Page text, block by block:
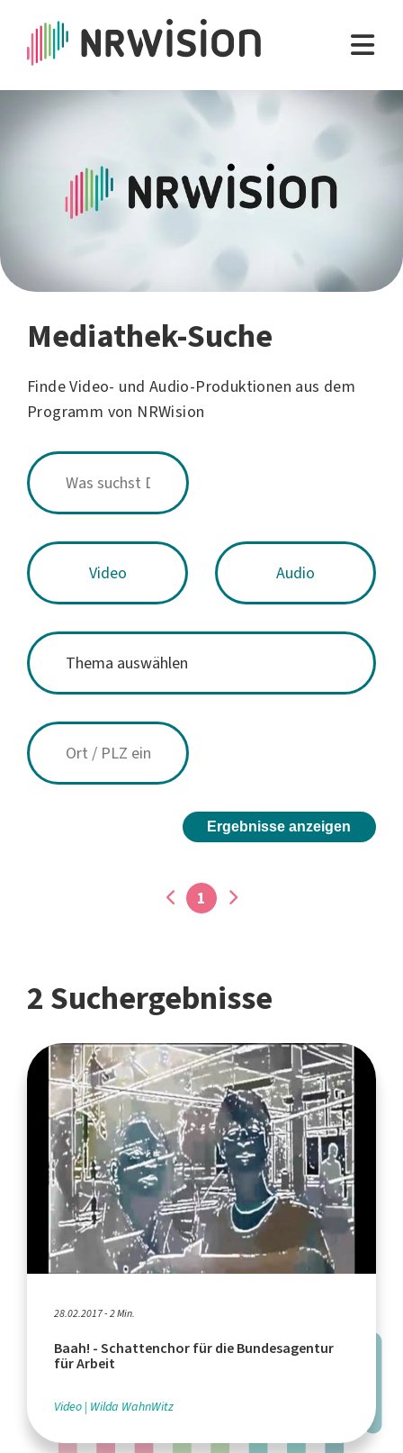
Mediathek-Suche
Finde Video- und Audio-Produktionen aus dem
Programm von NRWision
Video Audio
Ergebnisse anzeigen
1
2 Suchergebnisse
28.02.2017 - 2 Min.
Baah! - Schattenchor für die Bundesagentur
für Arbeit
Video Wilda WahnWitz